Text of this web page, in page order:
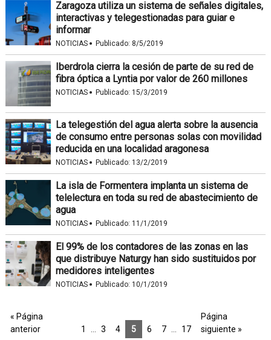
Zaragoza utiliza un sistema de señales digitales,
interactivas y telegestionadas para guiar e
informar
NOTICIAS · Publicado: 8/5/2019
Iberdrola cierra la cesión de parte de su red de
fibra óptica a Lyntia por valor de 260 millones
NOTICIAS · Publicado: 15/3/2019
La telegestión del agua alerta sobre la ausencia
de consumo entre personas solas con movilidad
reducida en una localidad aragonesa
NOTICIAS · Publicado: 13/2/2019
La isla de Formentera implanta un sistema de
telelectura en toda su red de abastecimiento de
agua
NOTICIAS · Publicado: 11/1/2019
El 99% de los contadores de las zonas en las
que distribuye Naturgy han sido sustituidos por
medidores inteligentes
NOTICIAS · Publicado: 10/1/2019
« Página
anterior
1 3 4 5 6 7 17
Página
siguiente »